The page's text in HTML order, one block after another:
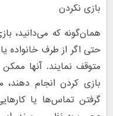
بازی نکردن
همان‌گونه که می‌دانید،
حتی اگر از طرف خانواده
متوقف نمایند. آنها
بازی کردن انجام دهند،
گرفتن تماس‌ها یا